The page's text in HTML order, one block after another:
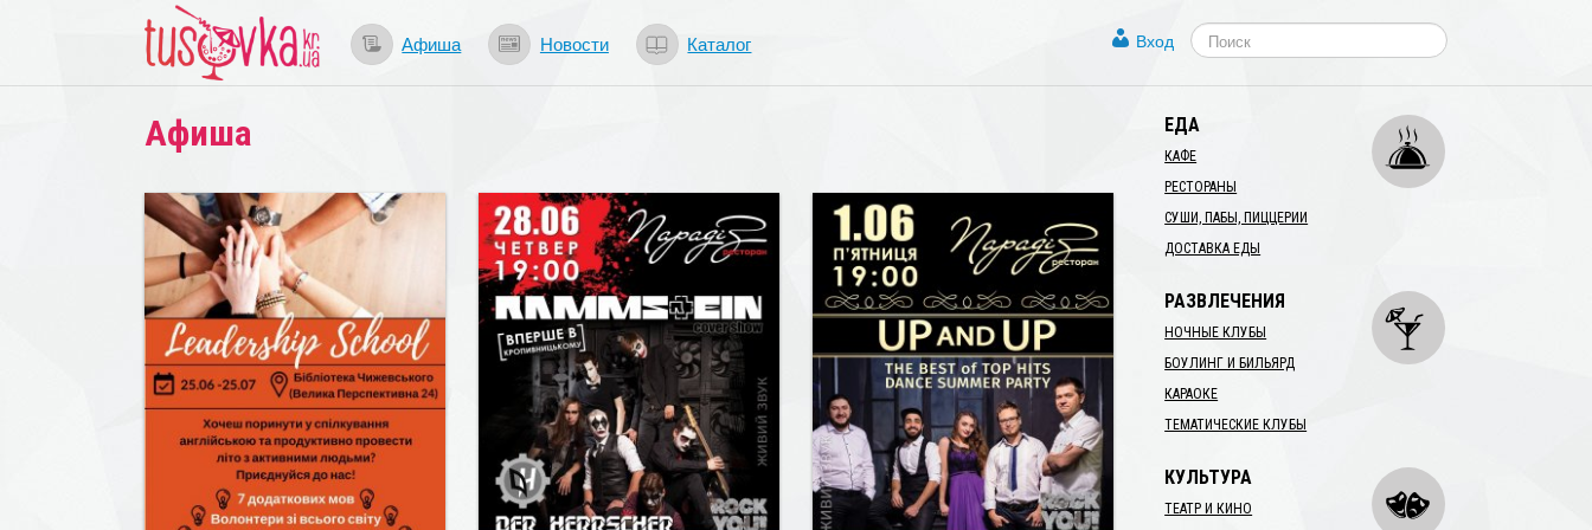
Афиша Новости Каталог Вход
Афиша ЕДА
КАФЕ
РЕСТОРАНЫ
СУШИ, ПАБЫ, ПИЦЦЕРИИ
ДОСТАВКА ЕДЫ
РАЗВЛЕЧЕНИЯ
НОЧНЫЕ КЛУБЫ
БОУЛИНГ И БИЛЬЯРД
КАРАОКЕ
ТЕМАТИЧЕСКИЕ КЛУБЫ
КУЛЬТУРА
ТЕАТР И КИНО